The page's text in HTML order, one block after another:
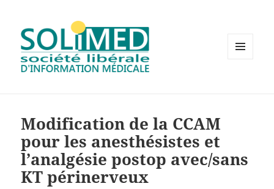
Modification de la CCAM
pour les anesthésistes et
l’analgésie postop avec/sans
KT périnerveux